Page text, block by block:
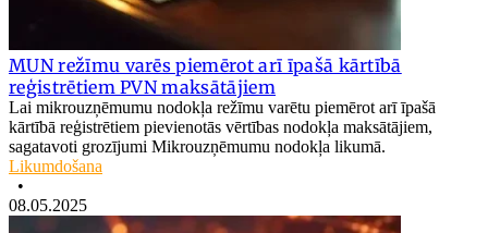
MUN režīmu varēs piemērot arī īpašā kārtībā
reģistrētiem PVN maksātājiem
Lai mikrouzņēmumu nodokļa režīmu varētu piemērot arī īpašā
kārtībā reģistrētiem pievienotās vērtības nodokļa maksātājiem,
sagatavoti grozījumi Mikrouzņēmumu nodokļa likumā.
Likumdošana
•
08.05.2025